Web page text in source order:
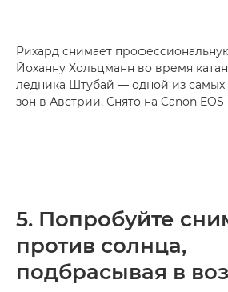
Рихард снимает
Йоханну Хольцманн во время
ледника Штубай — одной из
зон в Австрии. Снято на Canon
5. Попробуйте
против солнца,
подбрасывая в